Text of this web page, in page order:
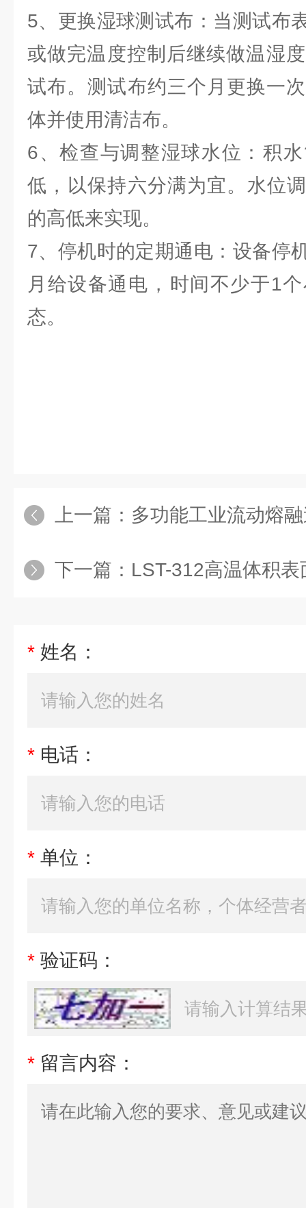
5、更换湿球测试布：‌当测试布
或做完温度控制后继续做温湿
试布。‌测试布约三个月更换一
体并使用清洁布。‌
6、检查与调整湿球水位：‌积
低，‌以保持六分满为宜。‌水位
的高低来实现。‌
7、停机时的定期通电：‌设备停
月给设备通电，‌时间不少于1
态。‌
上一篇： 多功能工业流动熔
下一篇： LST-312高温体积
* 姓名：
* 电话：
* 单位：
* 验证码：
* 留言内容：